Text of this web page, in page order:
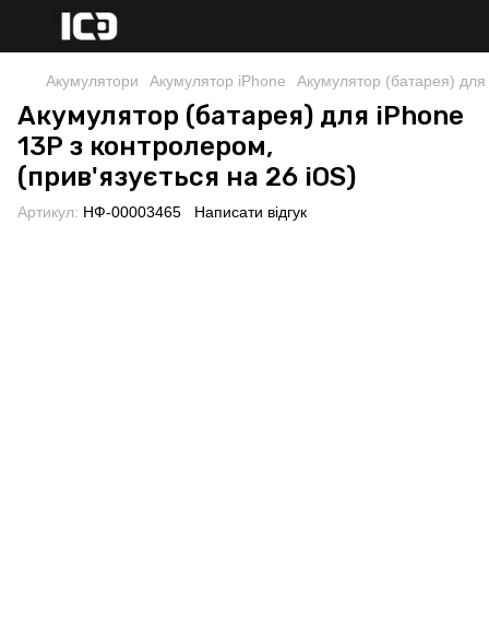
Акумулятори Акумулятор iPhone Акумулятор (батарея)
Акумулятор (батарея) для iPhone
13P з контролером,
(прив'язується на 26 iOS)
Артикул: НФ-00003465 Написати відгук